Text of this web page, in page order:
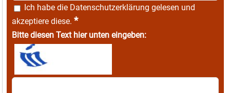
Ich habe die Datenschutzerklärung gelesen und
akzeptiere diese. *
Bitte diesen Text hier unten eingeben: